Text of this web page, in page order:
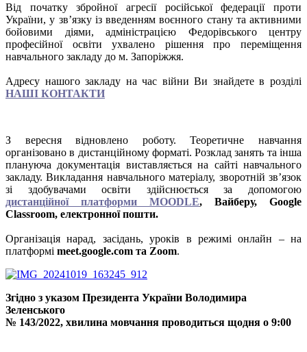
Від початку збройної агресії російської федерації проти
України, у зв’язку із введенням воєнного стану та активними
бойовими діями, адміністрацією Федорівського центру
професійної освіти ухвалено рішення про переміщення
навчального закладу до м. Запоріжжя.
Адресу нашого закладу на час війни Ви знайдете в розділі
НАШІ КОНТАКТИ
З вересня відновлено роботу. Теоретичне навчання
організовано в дистанційному форматі. Розклад занять та інша
плануюча документація виставляється на сайті навчального
закладу. Викладання навчального матеріалу, зворотній зв’язок
зі здобувачами освіти здійснюється за допомогою
дистанційної платформи MOODLE, Вайберу, Google
Classroom, електронної пошти.
Організація нарад, засідань, уроків в режимі онлайн – на
платформі meet.google.com та Zoom.
Згідно з указом Президента України Володимира
Зеленського
№ 143/2022, хвилина мовчання проводиться щодня о 9:00